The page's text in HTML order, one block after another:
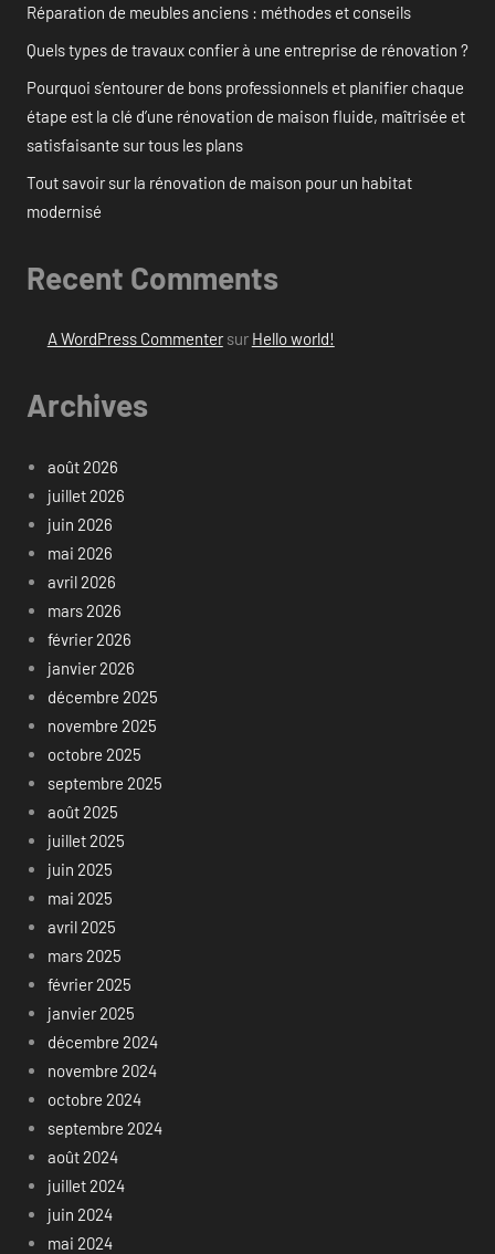
Réparation de meubles anciens : méthodes et conseils
Quels types de travaux confier à une entreprise de rénovation ?
Pourquoi s’entourer de bons professionnels et planifier chaque
étape est la clé d’une rénovation de maison fluide, maîtrisée et
satisfaisante sur tous les plans
Tout savoir sur la rénovation de maison pour un habitat
modernisé
Recent Comments
A WordPress Commentersur Hello world!
Archives
août 2026
juillet 2026
juin 2026
mai 2026
avril 2026
mars 2026
février 2026
janvier 2026
décembre 2025
novembre 2025
octobre 2025
septembre 2025
août 2025
juillet 2025
juin 2025
mai 2025
avril 2025
mars 2025
février 2025
janvier 2025
décembre 2024
novembre 2024
octobre 2024
septembre 2024
août 2024
juillet 2024
juin 2024
mai 2024